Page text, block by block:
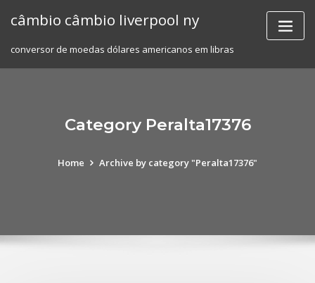
câmbio câmbio liverpool ny
conversor de moedas dólares americanos em libras
Category Peralta17376
Home Archive by category "Peralta17376"